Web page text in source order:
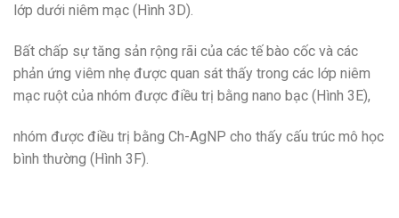
lớp dưới niêm mạc (Hình 3D).
Bất chấp sự tăng sản rộng rãi của các tế bào cốc và các
phản ứng viêm nhẹ được quan sát thấy trong các lớp niêm
mạc ruột của nhóm được điều trị bằng nano bạc (Hình 3E),
nhóm được điều trị bằng Ch-AgNP cho thấy cấu trúc mô học
bình thường (Hình 3F).